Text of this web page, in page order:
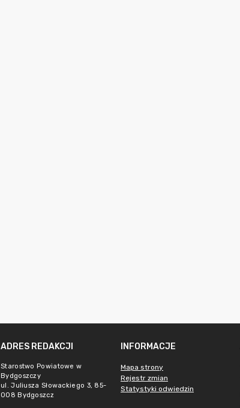
ADRES REDAKCJI
Starostwo Powiatowe w
Bydgoszczy
ul. Juliusza Słowackiego 3, 85-
008 Bydgoszcz
INFORMACJE
Mapa strony
Rejestr zmian
Statystyki odwiedzin